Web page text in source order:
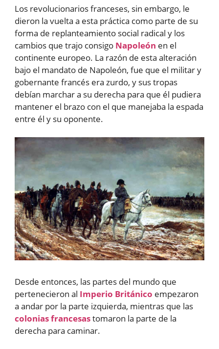
Los revolucionarios franceses, sin embargo, le
dieron la vuelta a esta práctica como parte de su
forma de replanteamiento social radical y los
cambios que trajo consigo Napoleón en el
continente europeo. La razón de esta alteración
bajo el mandato de Napoleón, fue que el militar y
gobernante francés era zurdo, y sus tropas
debían marchar a su derecha para que él pudiera
mantener el brazo con el que manejaba la espada
entre él y su oponente.
Desde entonces, las partes del mundo que
pertenecieron al Imperio Británico empezaron
a andar por la parte izquierda, mientras que las
colonias francesastomaron la parte de la
derecha para caminar.